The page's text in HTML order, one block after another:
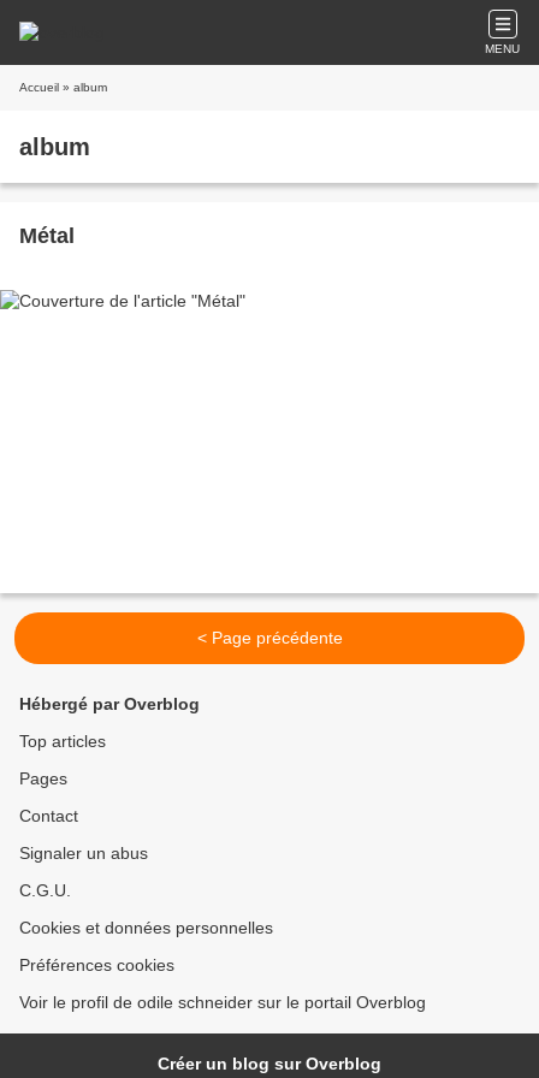
MENU
Accueil » album
album
Métal
< Page précédente
Hébergé par Overblog
Top articles
Pages
Contact
Signaler un abus
C.G.U.
Cookies et données personnelles
Préférences cookies
Voir le profil de odile schneider sur le portail Overblog
Créer un blog sur Overblog